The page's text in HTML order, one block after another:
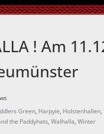
! Am
Green, Harpyie, Holstenhallen,
the Paddyhats, Walhalla, Winter